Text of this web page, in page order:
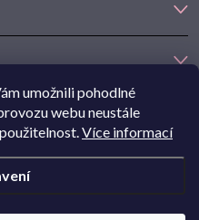
umožnili pohodlné
webu neustále
Více informací
zlaté náušnice,dětské
z bílého zlata